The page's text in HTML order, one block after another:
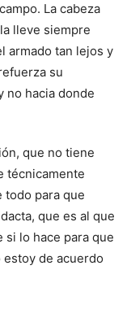
La cabeza
lleve siempre
armado tan lejos y
su
no hacia donde
que no tiene
técnicamente
todo para que
que es al que
lo hace para que
de acuerdo